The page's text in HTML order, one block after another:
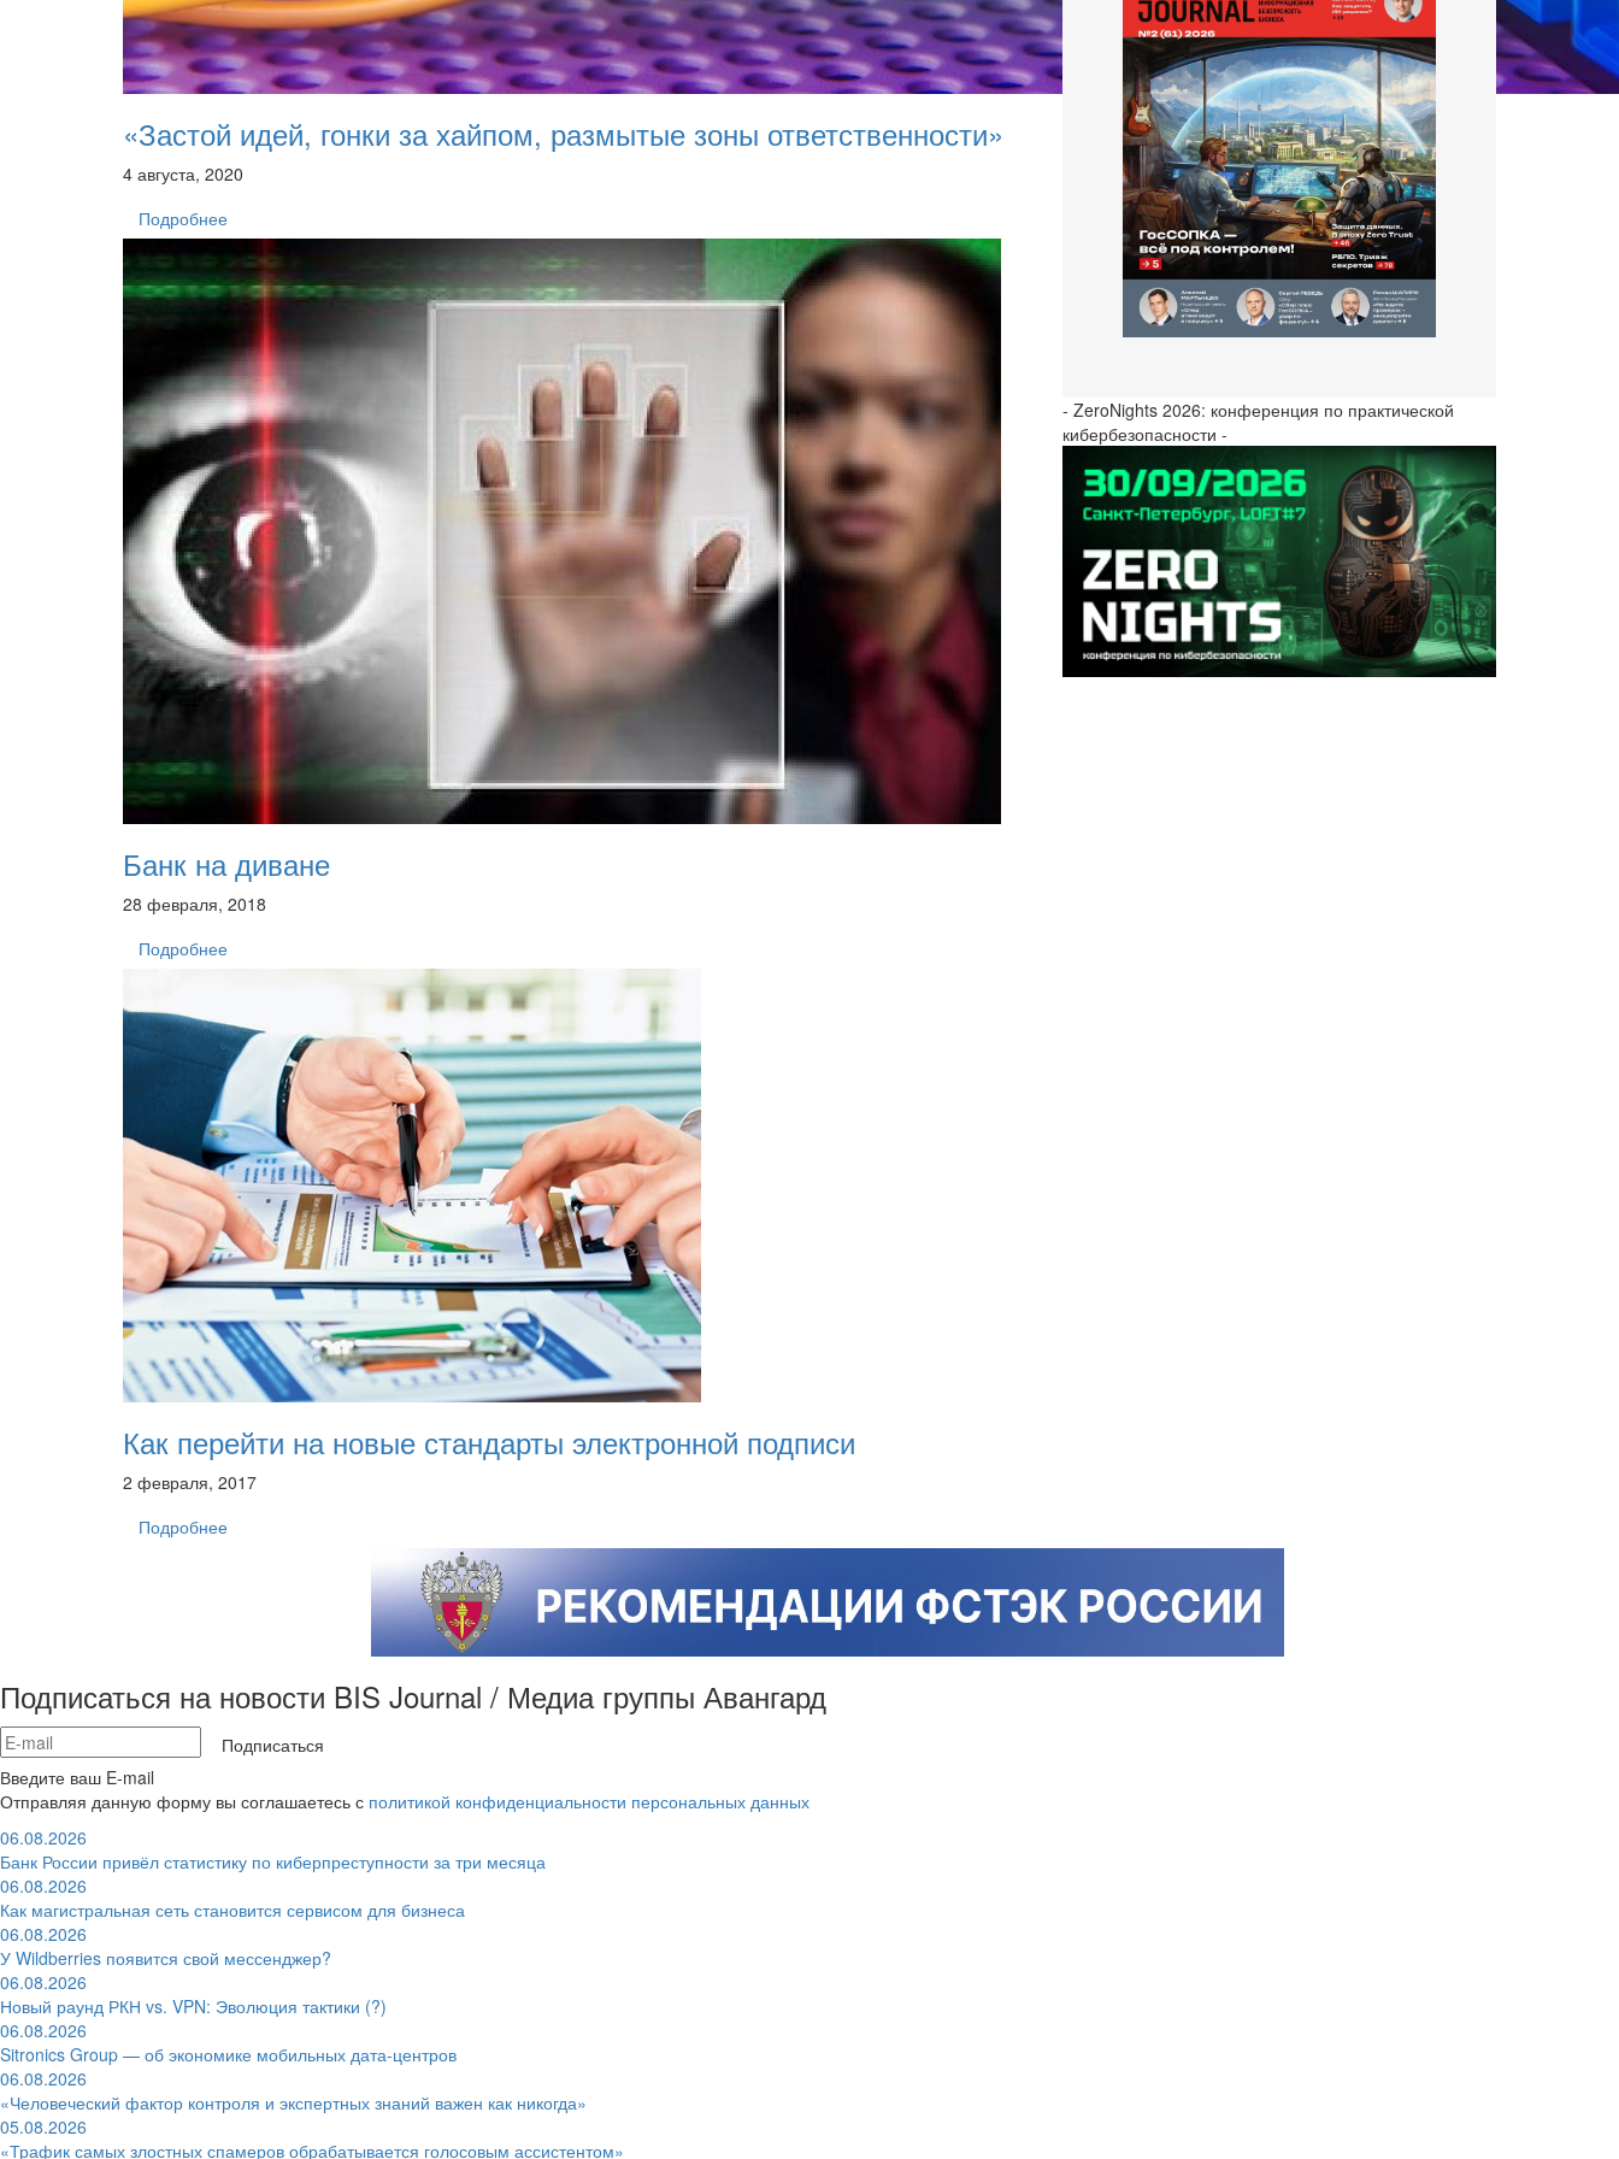
«Застой идей, гонки за хайпом, размытые зоны ответственности»
4 августа, 2020
Подробнее
Банк на диване
28 февраля, 2018
Подробнее
Как перейти на новые стандарты электронной подписи
2 февраля, 2017
Подробнее
- ZeroNights 2026: конференция по практической
кибербезопасности -
Подписаться на новости BIS Journal / Медиа группы Авангард
Подписаться
Введите ваш E-mail
Отправляя данную форму вы соглашаетесь с политикой конфиденциальности персональных данных
06.08.2026
Банк России привёл статистику по киберпреступности за три месяца
06.08.2026
Как магистральная сеть становится сервисом для бизнеса
06.08.2026
У Wildberries появится свой мессенджер?
06.08.2026
Новый раунд РКН vs. VPN: Эволюция тактики (?)
06.08.2026
Sitronics Group — об экономике мобильных дата-центров
06.08.2026
«Человеческий фактор контроля и экспертных знаний важен как никогда»
05.08.2026
«Трафик самых злостных спамеров обрабатывается голосовым ассистентом»